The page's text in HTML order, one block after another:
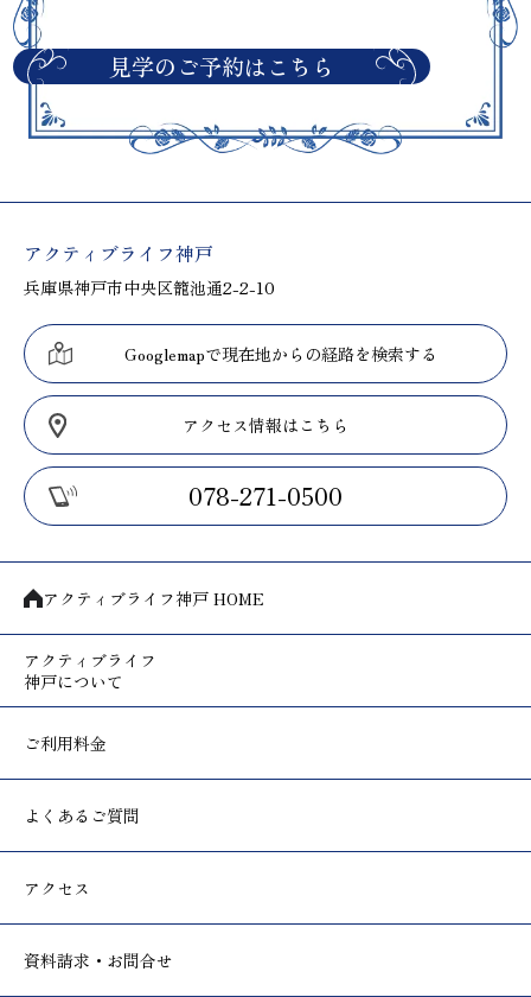
見学のご予約はこちら
アクティブライフ神戸
兵庫県神戸市中央区籠池通2-2-10
Googlemapで現在地からの経路を検索する
アクセス情報はこちら
078-271-0500
アクティブライフ神戸 HOME
アクティブライフ
神戸について
ご利用料金
よくあるご質問
アクセス
資料請求・お問合せ